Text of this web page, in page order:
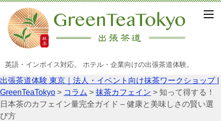
英語・インボイス対応。 ホテル・企業向けの出張茶道体験。
出張茶道体験 東京｜法人・イベント向け抹茶ワークショップ |
GreenTeaTokyo > コラム > 抹茶カフェイン > 知って得する！
日本茶のカフェイン量完全ガイド – 健康と美味しさの賢い選
び方